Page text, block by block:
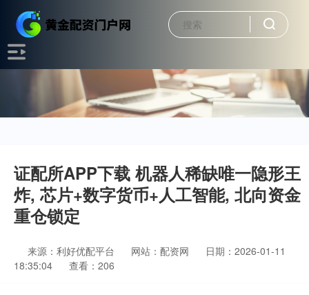
证配所APP下载 机器人稀缺唯一隐形王
炸, 芯片+数字货币+人工智能, 北向资金
重仓锁定
来源：利好优配平台 网站：配资网
日期：2026-01-11
18:35:04
查看：206